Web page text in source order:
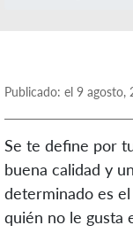
Publicado: el 9
Se te define por
buena calidad y
determinado es
quién no le gusta